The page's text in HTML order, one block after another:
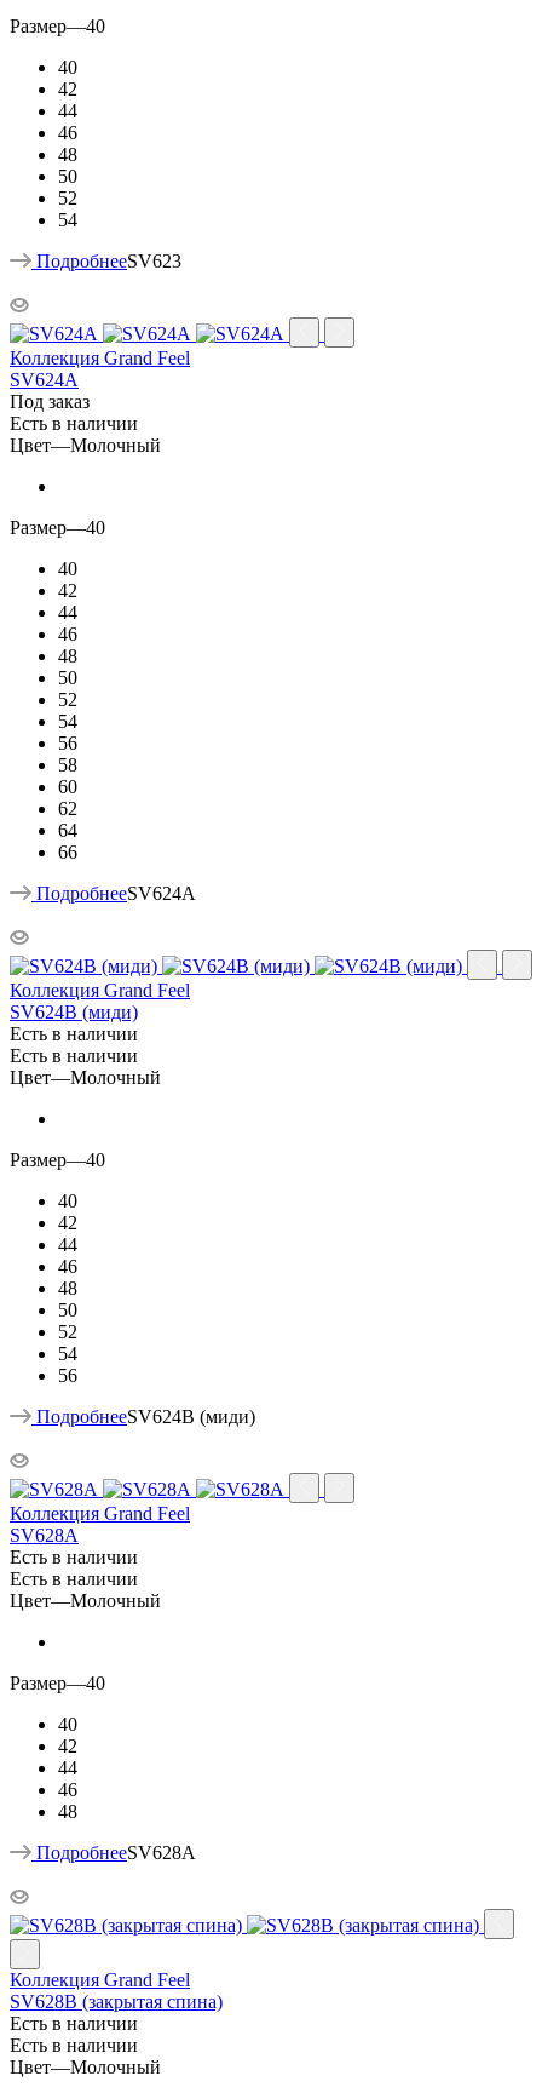
Размер—40
40
42
44
46
48
50
52
54
ПодробнееSV623
Коллекция Grand Feel
SV624A
Под заказ
Есть в наличии
Цвет—Молочный
Размер—40
40
42
44
46
48
50
52
54
56
58
60
62
64
66
ПодробнееSV624A
Коллекция Grand Feel
SV624B (миди)
Есть в наличии
Есть в наличии
Цвет—Молочный
Размер—40
40
42
44
46
48
50
52
54
56
ПодробнееSV624B (миди)
Коллекция Grand Feel
SV628A
Есть в наличии
Есть в наличии
Цвет—Молочный
Размер—40
40
42
44
46
48
ПодробнееSV628A
Коллекция Grand Feel
SV628B (закрытая спина)
Есть в наличии
Есть в наличии
Цвет—Молочный